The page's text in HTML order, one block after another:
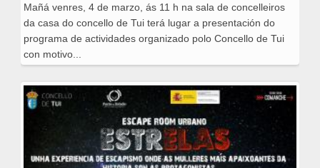
Mañá venres, 4 de marzo, ás 11 h na sala de concelleiros
da casa do concello de Tui terá lugar a presentación do
programa de actividades organizado polo Concello de Tui
con motivo...